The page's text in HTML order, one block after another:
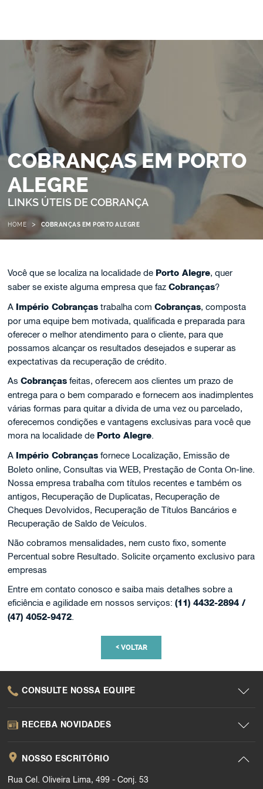
COBRANÇAS EM PORTO
ALEGRE
LINKS ÚTEIS DE COBRANÇA
HOME > COBRANÇAS EM PORTO ALEGRE
Você que se localiza na localidade de Porto Alegre, quer
saber se existe alguma empresa que fazCobranças?
A Império Cobranças trabalha comCobranças, composta
por uma equipe bem motivada, qualificada e preparada para
oferecer o melhor atendimento para o cliente, para que
possamos alcançar os resultados desejados e superar as
expectativas da recuperação de crédito.
AsCobranças feitas, oferecem aos clientes um prazo de
entrega para o bem comparado e fornecem aos inadimplentes
várias formas para quitar a dívida de uma vez ou parcelado,
oferecemos condições e vantagens exclusivas para você que
mora na localidade de Porto Alegre.
A Império Cobranças fornece Localização, Emissão de
Boleto online, Consultas via WEB, Prestação de Conta On-line.
Nossa empresa trabalha com títulos recentes e também os
antigos, Recuperação de Duplicatas, Recuperação de
Cheques Devolvidos, Recuperação de Títulos Bancários e
Recuperação de Saldo de Veículos.
Não cobramos mensalidades, nem custo fixo, somente
Percentual sobre Resultado. Solicite orçamento exclusivo para
empresas
Entre em contato conosco e saiba mais detalhes sobre a
eficiência e agilidade em nossos serviços:(11) 4432-2894 /
(47) 4052-9472.
<VOLTAR
CONSULTE NOSSA EQUIPE
RECEBA NOVIDADES
NOSSO ESCRITÓRIO
Rua Cel. Oliveira Lima, 499 - Conj. 53